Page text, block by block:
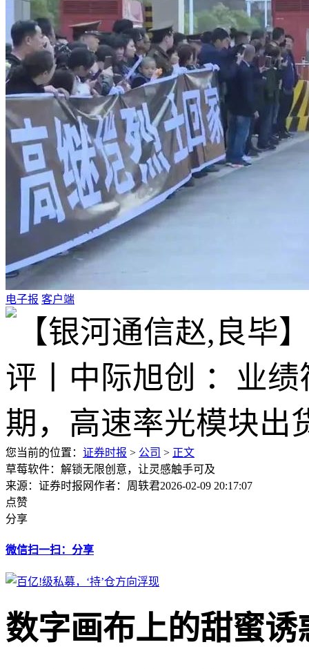
电子报 客户端
您当前的位置： 证券时报 > 公司 > 正文
草莓软件：解锁无限创意，让灵感触手可及
来源：证券时报网作者：周轶君2026-02-09 20:17:07
点赞
分享
微信扫一扫：分享
数字画布上的甜蜜